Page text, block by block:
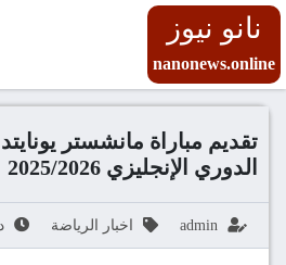
نانو نيوز
nanonews.online
تقديم مباراة مانشستر
الدوري الإنجليزي 2025/2026
admin اخبار الرياضة